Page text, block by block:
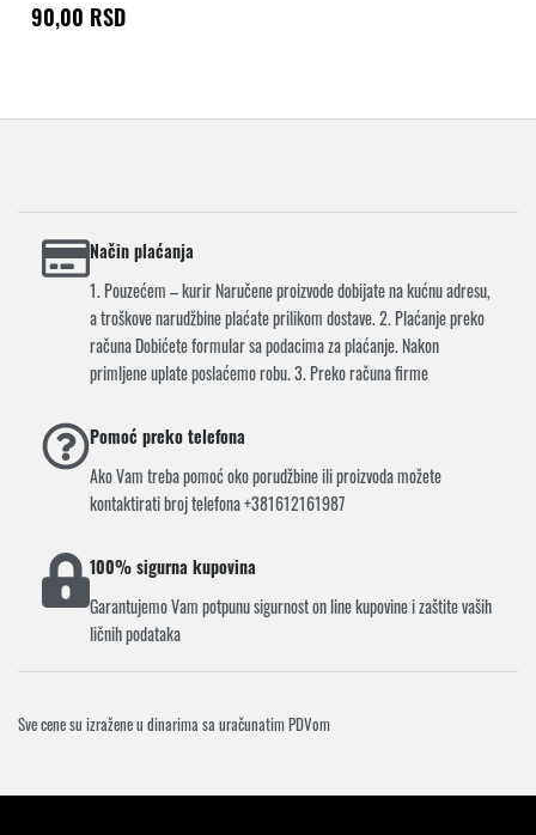
90,00 RSD
Način plaćanja
1. Pouzećem – kurir Naručene proizvode dobijate na kućnu adresu,
a troškove narudžbine plaćate prilikom dostave. 2. Plaćanje preko
računa Dobićete formular sa podacima za plaćanje. Nakon
primljene uplate poslaćemo robu. 3. Preko računa firme
Pomoć preko telefona
Ako Vam treba pomoć oko porudžbine ili proizvoda možete
kontaktirati broj telefona +381612161987
100% sigurna kupovina
Garantujemo Vam potpunu sigurnost on line kupovine i zaštite vaših
ličnih podataka
Sve cene su izražene u dinarima sa uračunatim PDVom